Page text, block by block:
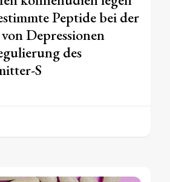
Peptide bei der
Depressionen
des
S